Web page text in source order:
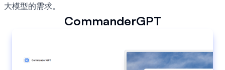
大模型的需求。
CommanderGPT